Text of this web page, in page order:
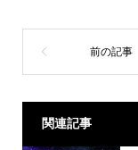
関連記事